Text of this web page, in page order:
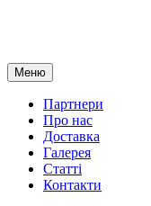
Меню
Партнери
Про нас
Доставка
Галерея
Статтi
Контакти